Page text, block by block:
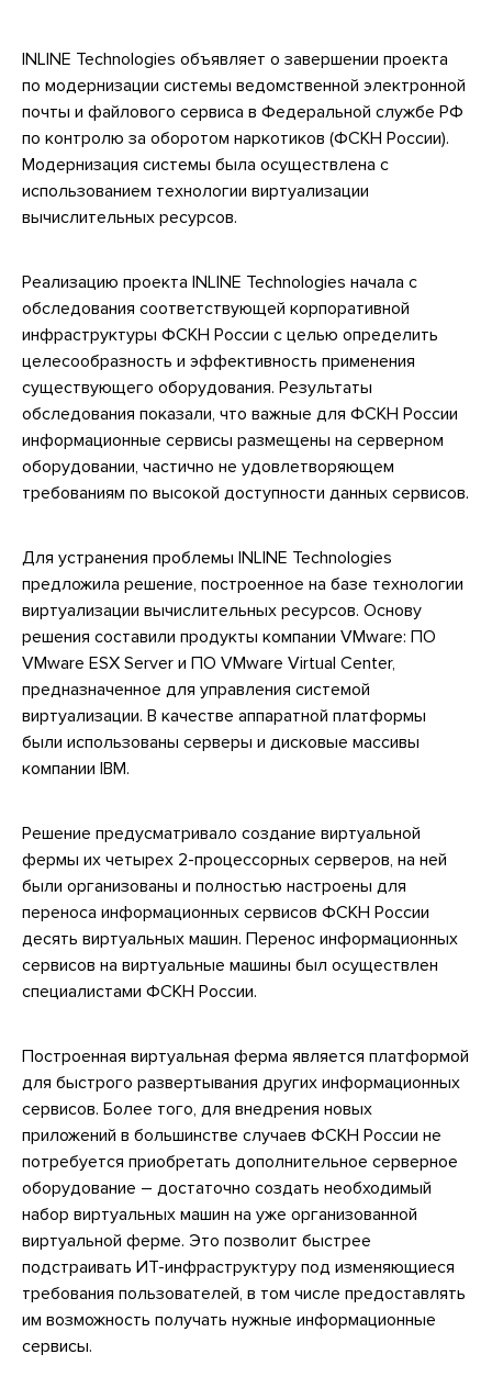
INLINE Technologies объявляет о завершении проекта
по модернизации системы ведомственной электронной
почты и файлового сервиса в Федеральной службе РФ
по контролю за оборотом наркотиков (ФСКН России).
Модернизация системы была осуществлена с
использованием технологии виртуализации
вычислительных ресурсов.
Реализацию проекта INLINE Technologies начала с
обследования соответствующей корпоративной
инфраструктуры ФСКН России с целью определить
целесообразность и эффективность применения
существующего оборудования. Результаты
обследования показали, что важные для ФСКН России
информационные сервисы размещены на серверном
оборудовании, частично не удовлетворяющем
требованиям по высокой доступности данных сервисов.
Для устранения проблемы INLINE Technologies
предложила решение, построенное на базе технологии
виртуализации вычислительных ресурсов. Основу
решения составили продукты компании VMware: ПО
VMware ESX Server и ПО VMware Virtual Center,
предназначенное для управления системой
виртуализации. В качестве аппаратной платформы
были использованы серверы и дисковые массивы
компании IBM.
Решение предусматривало создание виртуальной
фермы их четырех 2-процессорных серверов, на ней
были организованы и полностью настроены для
переноса информационных сервисов ФСКН России
десять виртуальных машин. Перенос информационных
сервисов на виртуальные машины был осуществлен
специалистами ФСКН России.
Построенная виртуальная ферма является платформой
для быстрого развертывания других информационных
сервисов. Более того, для внедрения новых
приложений в большинстве случаев ФСКН России не
потребуется приобретать дополнительное серверное
оборудование – достаточно создать необходимый
набор виртуальных машин на уже организованной
виртуальной ферме. Это позволит быстрее
подстраивать ИТ-инфраструктуру под изменяющиеся
требования пользователей, в том числе предоставлять
им возможность получать нужные информационные
сервисы.